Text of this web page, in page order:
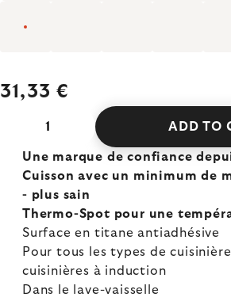
31,33 €
ADD TO
Une marque de confiance
Cuisson avec un minimum de
- plus sain
Thermo-Spot pour une
Surface en titane antiadhésive
Pour tous les types de
cuisinières à induction
Dans le lave-vaisselle